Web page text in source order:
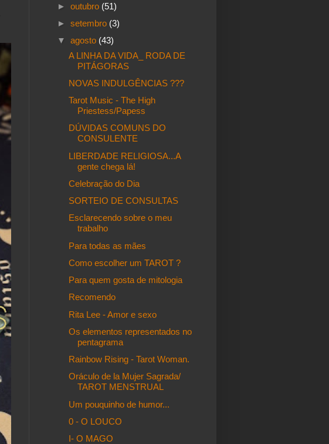
► outubro (51)
► setembro (3)
▼ agosto (43)
A LINHA DA VIDA_ RODA DE
PITÁGORAS
NOVAS INDULGÊNCIAS ???
Tarot Music - The High
Priestess/Papess
DÚVIDAS COMUNS DO
CONSULENTE
LIBERDADE RELIGIOSA...A
gente chega lá!
Celebração do Dia
SORTEIO DE CONSULTAS
Esclarecendo sobre o meu
trabalho
Para todas as mães
Como escolher um TAROT ?
Para quem gosta de mitologia
Recomendo
Rita Lee - Amor e sexo
Os elementos representados no
pentagrama
Rainbow Rising - Tarot Woman.
Oráculo de la Mujer Sagrada/
TAROT MENSTRUAL
Um pouquinho de humor...
0 - O LOUCO
I- O MAGO